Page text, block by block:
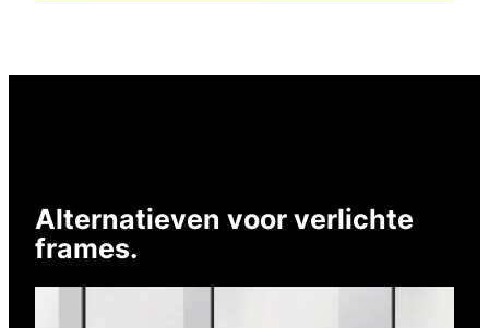
Alternatieven voor verlichte
frames.